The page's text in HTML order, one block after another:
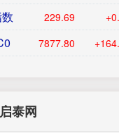
229.69
7877.80
启泰网